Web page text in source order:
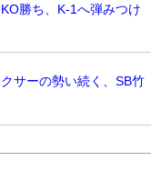
勝ち、K-1へ弾みつけ
サーの勢い続く、SB竹